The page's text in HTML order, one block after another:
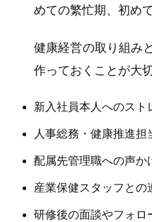
めての繁忙期、初め
健康経営の取り組み
作っておくことが大切
新入社員本人へのスト
人事総務・健康推進担
配属先管理職への声か
産業保健スタッフとの
研修後の面談やフォロ